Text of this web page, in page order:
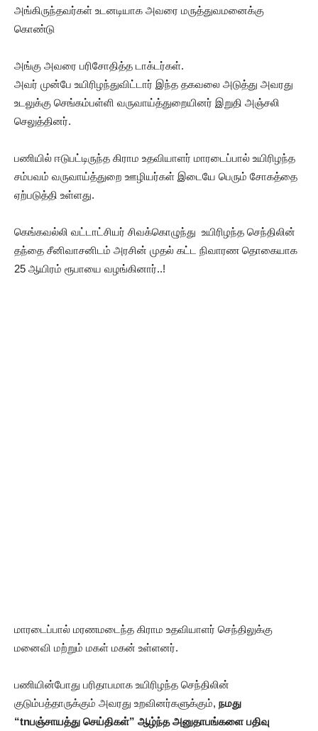
அங்கிருந்தவர்கள் உடனடியாக அவரை மருத்துவமனைக்கு
கொண்டு
அங்கு அவரை பரிசோதித்த டாக்டர்கள்.
அவர் முன்பே உயிரிழந்துவிட்டார் இந்த தகவலை அடுத்து அவரது
உடலுக்கு செங்கம்பள்ளி வருவாய்த்துறையினர் இறுதி அஞ்சலி
செலுத்தினர்.
பணியில் ஈடுபட்டிருந்த கிராம உதவியாளர் மாரடைப்பால் உயிரிழந்த
சம்பவம் வருவாய்த்துறை ஊழியர்கள் இடையே பெரும் சோகத்தை
ஏற்படுத்தி உள்ளது.
கெங்கவல்லி வட்டாட்சியர் சிவக்கொழுந்து உயிரிழந்த செந்திலின்
தந்தை சீனிவாசனிடம் அரசின் முதல் கட்ட நிவாரண தொகையாக
25 ஆயிரம் ரூபாயை வழங்கினார்..!
மாரடைப்பால் மரணமடைந்த கிராம உதவியாளர் செந்திலுக்கு
மனைவி மற்றும் மகள் மகன் உள்ளனர்.
பணியின்போது பரிதாபமாக உயிரிழந்த செந்திலின்
குடும்பத்தாருக்கும் அவரது உறவினர்களுக்கும், நமது
“tnபஞ்சாயத்து செய்திகள்” ஆழ்ந்த அனுதாபங்களை பதிவு